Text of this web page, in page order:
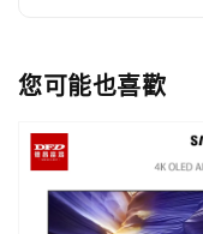
您可能也喜歡